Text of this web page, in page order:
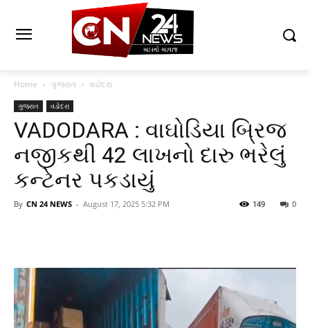
Home ગુજરાત વડોદરા
ગુજરાત વડોદરા
VADODARA : વાઘોડિયા બ્રિજ
નજીકથી 42 લાખનો દારુ ભરેલું
કન્ટેનર પકડાયું
By CN 24 NEWS - August 17, 2025 5:32 PM 0
149